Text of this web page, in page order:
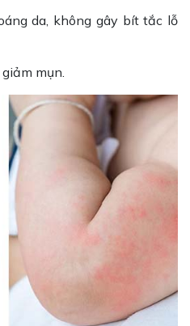
da, không gây bít tắc lỗ
mụn.